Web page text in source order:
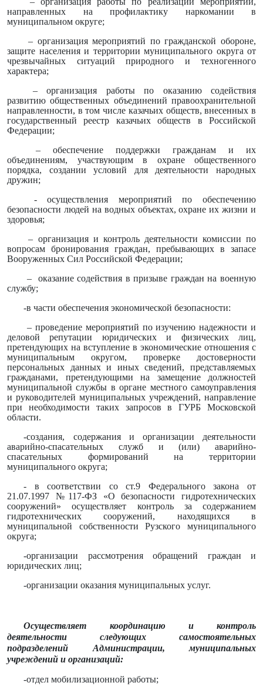
направленных на профилактику наркомании в
муниципальном округе;
– организация мероприятий по гражданской обороне,
защите населения и территории муниципального округа от
чрезвычайных ситуаций природного и техногенного
характера;
– организация работы по оказанию содействия
развитию общественных объединений правоохранительной
направленности, в том числе казачьих обществ, внесенных в
государственный реестр казачьих обществ в Российской
Федерации;
– обеспечение поддержки гражданам и их
объединениям, участвующим в охране общественного
порядка, создании условий для деятельности народных
дружин;
- осуществления мероприятий по обеспечению
безопасности людей на водных объектах, охране их жизни и
здоровья;
– организация и контроль деятельности комиссии по
вопросам бронирования граждан, пребывающих в запасе
Вооруженных Сил Российской Федерации;
– оказание содействия в призыве граждан на военную
службу;
-в части обеспечения экономической безопасности:
– проведение мероприятий по изучению надежности и
деловой репутации юридических и физических лиц,
претендующих на вступление в экономические отношения с
муниципальным округом, проверке достоверности
персональных данных и иных сведений, представляемых
гражданами, претендующими на замещение должностей
муниципальной службы в органе местного самоуправления
и руководителей муниципальных учреждений, направление
при необходимости таких запросов в ГУРБ Московской
области.
-создания, содержания и организации деятельности
аварийно-спасательных служб и (или) аварийно-
спасательных формирований на территории
муниципального округа;
- в соответствии со ст.9 Федерального закона от
21.07.1997 №117-ФЗ «О безопасности гидротехнических
сооружений» осуществляет контроль за содержанием
гидротехнических сооружений, находящихся в
муниципальной собственности Рузского муниципального
округа;
-организации рассмотрения обращений граждан и
юридических лиц;
-организации оказания муниципальных услуг.
Осуществляет координацию и контроль
деятельности следующих самостоятельных
подразделений Администрации, муниципальных
учреждений и организаций:
-отдел мобилизационной работы;